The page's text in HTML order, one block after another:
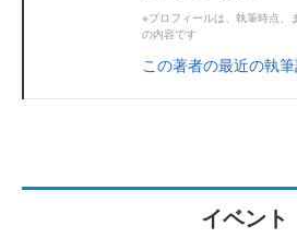
※プロフィールは、執筆時点、
の内容です
この著者の最近の執
イベント